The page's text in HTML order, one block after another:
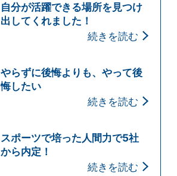
自分が活躍できる場所を見つけ
出してくれました！
続きを読む
やらずに後悔よりも、やって後
悔したい
続きを読む
スポーツで培った人間力で5社
から内定！
続きを読む